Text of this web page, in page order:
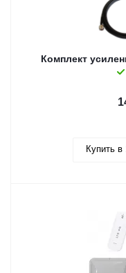
Комплект
Купить в